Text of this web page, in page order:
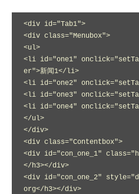
<div id="Tab1">
<div class="Menubox">
<ul>
<li id="one1"
er">新闻1</li>
<li id="one2"
<li id="one3"
<li id="one4"
</ul>
</div>
<div class="Contentbox">
<div id="con_one_1"
</h3></div>
<div id="con_one_2"
org</h3></div>